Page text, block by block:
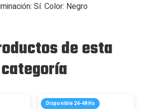
Sí. Color: Negro
de esta
categoría
Disponible 24-48Hs